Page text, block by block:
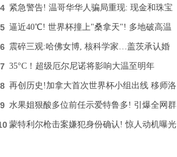
4 紧急警告! 温哥华华人骗局重现: 现金和珠宝
5 逼近40℃! 世界杯撞上"桑拿天"! 多地破高温
6 震碎三观:哈佛女博, 核科学家…盖茨承认婚
7 35°C！超级厄尔尼诺将影响大温至明年
8 再创历史!加拿大首次世界杯小组出线 移师洛
9 水果姐狠酸多位前任示爱特鲁多! 引爆全网群
蒙特利尔枪击案嫌犯身份确认! 惊人动机曝光